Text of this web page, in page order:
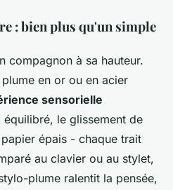
: bien plus qu'un simple
compagnon à sa hauteur.
en or ou en acier
sensorielle
le glissement de
épais - chaque trait
au clavier ou au stylet,
plume ralentit la pensée,